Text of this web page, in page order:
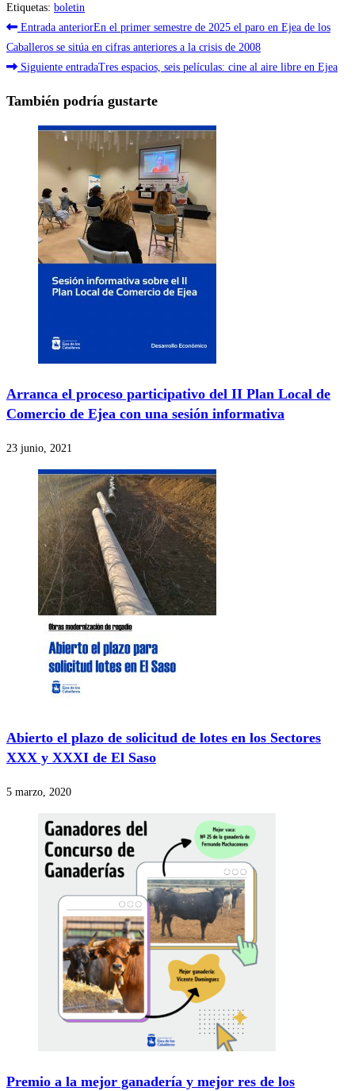
Etiquetas: boletin
Leer
más
artículos
Entrada anteriorEn el primer semestre de 2025 el paro en Ejea de los
Caballeros se sitúa en cifras anteriores a la crisis de 2008
Siguiente entradaTres espacios, seis películas: cine al aire libre en Ejea
También podría gustarte
Arranca el proceso participativo del II Plan Local de
Comercio de Ejea con una sesión informativa
23 junio, 2021
Abierto el plazo de solicitud de lotes en los Sectores
XXX y XXXI de El Saso
5 marzo, 2020
Premio a la mejor ganadería y mejor res de los